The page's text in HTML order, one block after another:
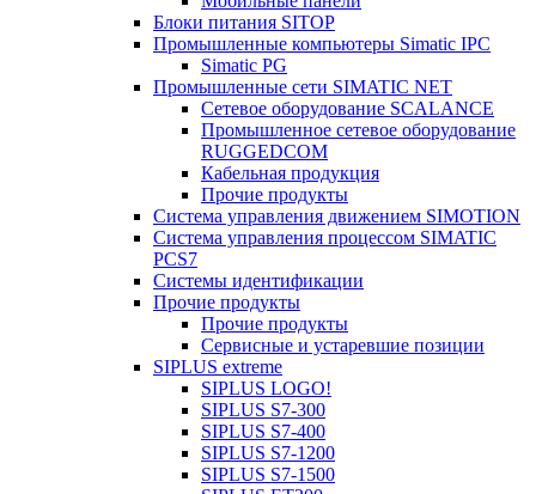
Блоки питания SITOP
Промышленные компьютеры Simatic IPC
Simatic PG
Промышленные сети SIMATIC NET
Сетевое оборудование SCALANCE
Промышленное сетевое оборудование
RUGGEDCOM
Кабельная продукция
Прочие продукты
Система управления движением SIMOTION
Система управления процессом SIMATIC
PCS7
Системы идентификации
Прочие продукты
Прочие продукты
Сервисные и устаревшие позиции
SIPLUS extreme
SIPLUS LOGO!
SIPLUS S7-300
SIPLUS S7-400
SIPLUS S7-1200
SIPLUS S7-1500